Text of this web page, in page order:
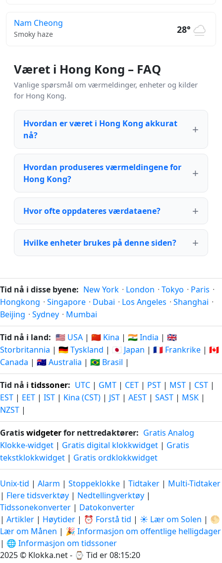
Nam Cheong
Smoky haze 28°
Været i Hong Kong – FAQ
Vanlige spørsmål om værmeldinger, enheter og kilder
for Hong Kong.
Hvordan er været i Hong Kong akkurat
nå?
Hvordan produseres værmeldingene for
Hong Kong?
Hvor ofte oppdateres værdataene?
Hvilke enheter brukes på denne siden?
Tid nå i disse byene: New York · London · Tokyo · Paris ·
Hongkong · Singapore · Dubai · Los Angeles · Shanghai ·
Beijing · Sydney · Mumbai
Tid nå i land: 🇺🇸 USA | 🇨🇳 Kina | 🇮🇳 India | 🇬🇧
Storbritannia | 🇩🇪 Tyskland | 🇯🇵 Japan | 🇫🇷 Frankrike | 🇨🇦
Canada | 🇦🇺 Australia | 🇧🇷 Brasil |
Tid nå i tidssoner: UTC | GMT | CET | PST | MST | CST |
EST | EET | IST | Kina (CST) | JST | AEST | SAST | MSK |
NZST |
Gratiswidgeterfor nettredaktører: Gratis Analog
Klokke-widget | Gratis digital klokkwidget | Gratis
tekstklokkwidget | Gratis ordklokkwidget
Unix-tid | Alarm | Stoppeklokke | Tidtaker | Multi-Tidtaker
| Flere tidsverktøy | Nedtellingverktøy |
Tidssonekonverter | Datokonverter
| Artikler | Høytider | ⏰ Forstå tid | ☀️ Lær om Solen | 🌕
Lær om Månen | 🎉 Informasjon om offentlige helligdager
| 🌐 Informasjon om tidssoner
2025 © Klokka.net - ⌚ Tid er 08:15:21